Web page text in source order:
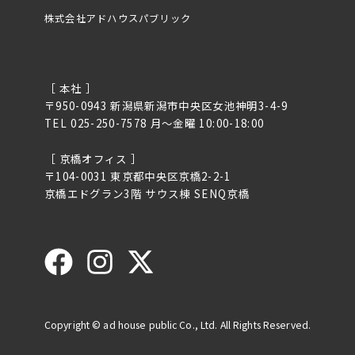
株式会社アドハウスパブリック
［ 本社 ］
〒950-0943 新潟県新潟市中央区女池神明3-4-9
TEL 025-250-7578 月〜金曜 10:00-18:00
［ 京橋オフィス ］
〒104-0031 東京都中央区京橋2-2-1
京橋エドグラン3階 サウス棟 SENQ京橋
Copyright © ad house public Co., Ltd. All Rights Reserved.